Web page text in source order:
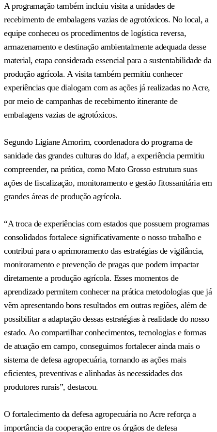
A programação também incluiu visita a unidades de
recebimento de embalagens vazias de agrotóxicos. No local, a
equipe conheceu os procedimentos de logística reversa,
armazenamento e destinação ambientalmente adequada desse
material, etapa considerada essencial para a sustentabilidade da
produção agrícola. A visita também permitiu conhecer
experiências que dialogam com as ações já realizadas no Acre,
por meio de campanhas de recebimento itinerante de
embalagens vazias de agrotóxicos.
Segundo Ligiane Amorim, coordenadora do programa de
sanidade das grandes culturas do Idaf, a experiência permitiu
compreender, na prática, como Mato Grosso estrutura suas
ações de fiscalização, monitoramento e gestão fitossanitária em
grandes áreas de produção agrícola.
“A troca de experiências com estados que possuem programas
consolidados fortalece significativamente o nosso trabalho e
contribui para o aprimoramento das estratégias de vigilância,
monitoramento e prevenção de pragas que podem impactar
diretamente a produção agrícola. Esses momentos de
aprendizado permitem conhecer na prática metodologias que já
vêm apresentando bons resultados em outras regiões, além de
possibilitar a adaptação dessas estratégias à realidade do nosso
estado. Ao compartilhar conhecimentos, tecnologias e formas
de atuação em campo, conseguimos fortalecer ainda mais o
sistema de defesa agropecuária, tornando as ações mais
eficientes, preventivas e alinhadas às necessidades dos
produtores rurais”, destacou.
O fortalecimento da defesa agropecuária no Acre reforça a
importância da cooperação entre os órgãos de defesa